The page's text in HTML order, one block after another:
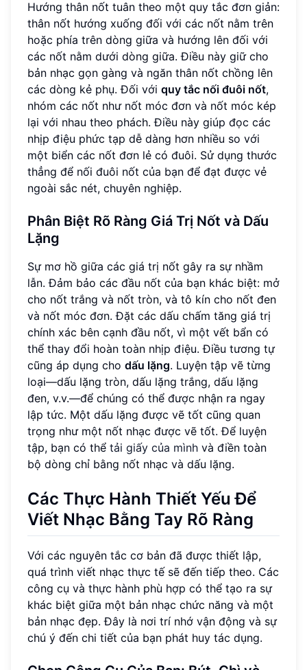
Hướng thân nốt tuân theo một quy tắc đơn giản:
thân nốt hướng xuống đối với các nốt nằm trên
hoặc phía trên dòng giữa và hướng lên đối với
các nốt nằm dưới dòng giữa. Điều này giữ cho
bản nhạc gọn gàng và ngăn thân nốt chồng lên
các dòng kẻ phụ. Đối với quy tắc nối đuôi nốt,
nhóm các nốt như nốt móc đơn và nốt móc kép
lại với nhau theo phách. Điều này giúp đọc các
nhịp điệu phức tạp dễ dàng hơn nhiều so với
một biển các nốt đơn lẻ có đuôi. Sử dụng thước
thẳng để nối đuôi nốt của bạn để đạt được vẻ
ngoài sắc nét, chuyên nghiệp.
Phân Biệt Rõ Ràng Giá Trị Nốt và Dấu
Lặng
Sự mơ hồ giữa các giá trị nốt gây ra sự nhầm
lẫn. Đảm bảo các đầu nốt của bạn khác biệt: mở
cho nốt trắng và nốt tròn, và tô kín cho nốt đen
và nốt móc đơn. Đặt các dấu chấm tăng giá trị
chính xác bên cạnh đầu nốt, vì một vết bẩn có
thể thay đổi hoàn toàn nhịp điệu. Điều tương tự
cũng áp dụng cho dấu lặng. Luyện tập vẽ từng
loại—dấu lặng tròn, dấu lặng trắng, dấu lặng
đen, v.v.—để chúng có thể được nhận ra ngay
lập tức. Một dấu lặng được vẽ tốt cũng quan
trọng như một nốt nhạc được vẽ tốt. Để luyện
tập, bạn có thể tải giấy của mình và điền toàn
bộ dòng chỉ bằng nốt nhạc và dấu lặng.
Các Thực Hành Thiết Yếu Để
Viết Nhạc Bằng Tay Rõ Ràng
Với các nguyên tắc cơ bản đã được thiết lập,
quá trình viết nhạc thực tế sẽ đến tiếp theo. Các
công cụ và thực hành phù hợp có thể tạo ra sự
khác biệt giữa một bản nhạc chức năng và một
bản nhạc đẹp. Đây là nơi trí nhớ vận động và sự
chú ý đến chi tiết của bạn phát huy tác dụng.